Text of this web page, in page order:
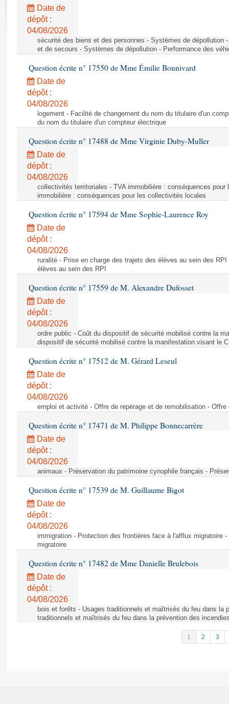
Rapports législatifs
Rapports sur l'application des lois
Baromètre de l’application des lois
Dossiers législatifs
Budget et sécurité sociale
Questions écrites et orales
Comptes rendus des débats
Date de
dépôt :
04/08/2026
sécurité des biens et des personnes - Systèmes de dépollution
et de secours - Systèmes de dépollution - Performance des
Question écrite n° 17550 de Mme Émilie Bonnivard
Date de
dépôt :
04/08/2026
logement - Facilité de changement du nom du titulaire d'un
du nom du titulaire d'un compteur électrique
Question écrite n° 17488 de Mme Virginie Duby-Muller
Date de
dépôt :
04/08/2026
collectivités territoriales - TVA immobilière : conséquences
immobilière : conséquences pour les collectivités locales
Question écrite n° 17594 de Mme Sophie-Laurence Roy
Date de
dépôt :
04/08/2026
ruralité - Prise en charge des trajets des élèves au sein des
élèves au sein des RPI
Question écrite n° 17559 de M. Alexandre Dufosset
Date de
dépôt :
04/08/2026
ordre public - Coût du dispositif de sécurité mobilisé contre la
dispositif de sécurité mobilisé contre la manifestation visant le
Question écrite n° 17512 de M. Gérard Leseul
Date de
dépôt :
04/08/2026
emploi et activité - Offre de repérage et de remobilisation -
Question écrite n° 17471 de M. Philippe Bonnecarrère
Date de
dépôt :
04/08/2026
animaux - Préservation du patrimoine cynophile français -
Question écrite n° 17539 de M. Guillaume Bigot
Date de
dépôt :
04/08/2026
immigration - Protection des frontières face à l'afflux migratoire
migratoire
Question écrite n° 17482 de Mme Danielle Brulebois
Date de
dépôt :
04/08/2026
bois et forêts - Usages traditionnels et maîtrisés du feu dans la
traditionnels et maîtrisés du feu dans la prévention des
1 2 3